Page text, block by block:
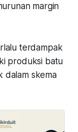
margin
terdampak
produksi batu
dalam skema